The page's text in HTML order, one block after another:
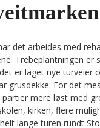
det arbeides med
Trebeplantningen er
er laget nye turveier
grusdekke. For det
mere løst med
kirken, flere
lange turen rundt